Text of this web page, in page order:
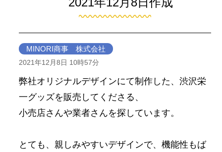
MINORI商事 株式会社
2021年12月8日 10時57分
弊社オリジナルデザインにて制作した、渋沢栄
一グッズを販売してくださる、
小売店さんや業者さんを探しています。
とても、親しみやすいデザインで、機能性もば